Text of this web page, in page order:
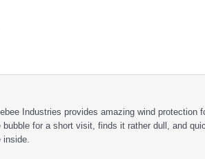
Industries provides amazing wind protection
bubble for a short visit, finds it rather dull, and